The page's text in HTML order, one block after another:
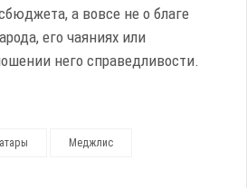
а вовсе не о благе
его чаяниях или
него справедливости.
Меджлис